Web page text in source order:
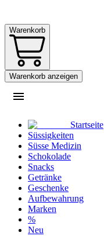
Warenkorb
Warenkorb anzeigen
Startseite
Süssigkeiten
Süsse Medizin
Schokolade
Snacks
Getränke
Geschenke
Aufbewahrung
Marken
%
Neu